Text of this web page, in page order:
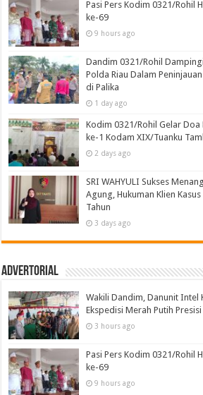
Pasi Pers Kodim 0321/Rohil
ke-69
9 hours ago
Dandim 0321/Rohil
Polda Riau Dalam
di Palika
1 day ago
Kodim 0321/Rohil Gelar Doa
ke-1 Kodam XIX/Tuanku
2 days ago
SRI WAHYULI Sukses
Agung, Hukuman Klien
Tahun
3 days ago
Advertorial
Wakili Dandim, Danunit Intel
Ekspedisi Merah Putih
3 hours ago
Pasi Pers Kodim 0321/Rohil
ke-69
9 hours ago